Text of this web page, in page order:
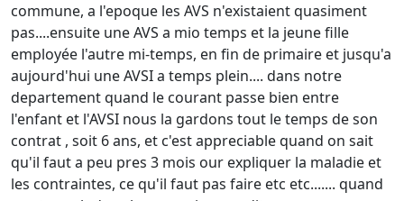
commune, a l'epoque les AVS n'existaient quasiment
pas....ensuite une AVS a mio temps et la jeune fille
employée l'autre mi-temps, en fin de primaire et jusqu'a
aujourd'hui une AVSI a temps plein.... dans notre
departement quand le courant passe bien entre
l'enfant et l'AVSI nous la gardons tout le temps de son
contrat , soit 6 ans, et c'est appreciable quand on sait
qu'il faut a peu pres 3 mois our expliquer la maladie et
les contraintes, ce qu'il faut pas faire etc etc....... quand